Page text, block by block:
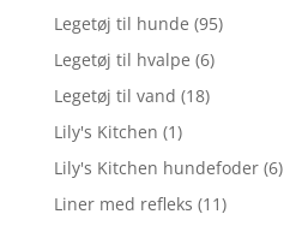
Legetøj til hunde (95)
Legetøj til hvalpe (6)
Legetøj til vand (18)
Lily's Kitchen (1)
Lily's Kitchen hundefoder (6)
Liner med refleks (11)